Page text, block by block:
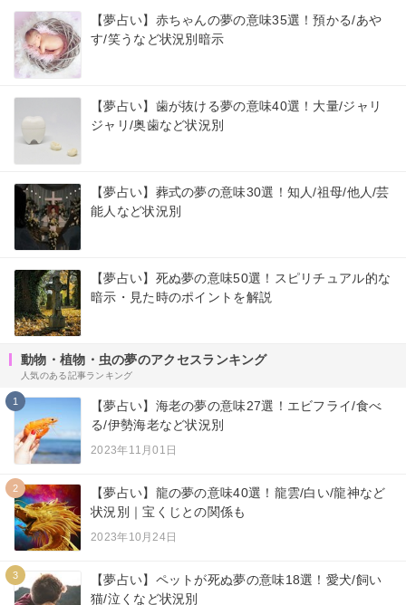
【夢占い】赤ちゃんの夢の意味35選！預かる/あや
す/笑うなど状況別暗示
【夢占い】歯が抜ける夢の意味40選！大量/ジャリ
ジャリ/奥歯など状況別
【夢占い】葬式の夢の意味30選！知人/祖母/他人/芸
能人など状況別
【夢占い】死ぬ夢の意味50選！スピリチュアル的な
暗示・見た時のポイントを解説
動物・植物・虫の夢のアクセスランキング
人気のある記事ランキング
1
【夢占い】海老の夢の意味27選！エビフライ/食べ
る/伊勢海老など状況別
2023年11月01日
2
【夢占い】龍の夢の意味40選！龍雲/白い/龍神など
状況別｜宝くじとの関係も
2023年10月24日
3
【夢占い】ペットが死ぬ夢の意味18選！愛犬/飼い
猫/泣くなど状況別